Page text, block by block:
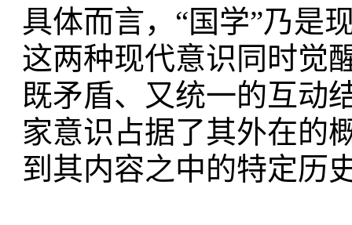
具体而言，“国学”乃是
这两种现代意识同时觉
既矛盾、又统一的互动
家意识占据了其外在的
到其内容之中的特定历